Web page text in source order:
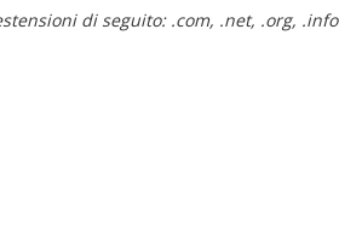
di seguito: .com, .net, .org, .info